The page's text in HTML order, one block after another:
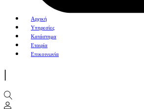
Αρχική
Υπηρεσίες
Κατάστημα
Εταιρία
Επικοινωνία
|